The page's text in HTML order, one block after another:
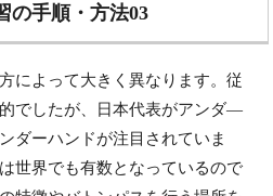
の手順・方法03
によって大きく異なります。従
でしたが、日本代表がアンダ―
ダーハンドが注目されていま
世界でも有数となっているので